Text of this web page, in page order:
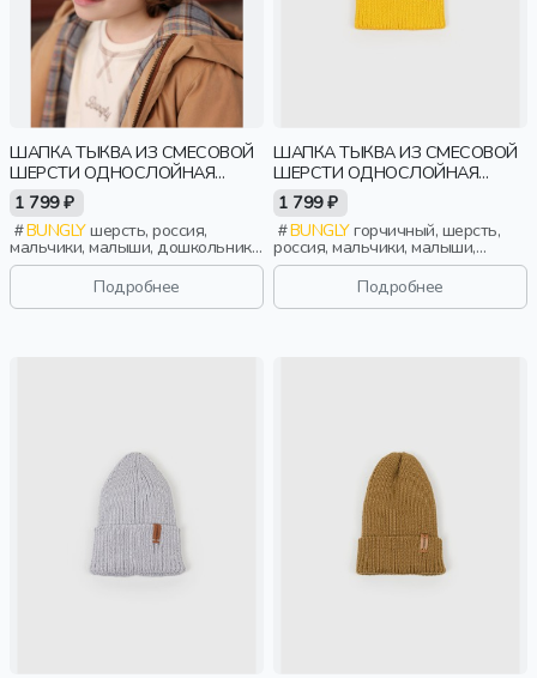
ШАПКА ТЫКВА ИЗ СМЕСОВОЙ
ШЕРСТИ ОДНОСЛОЙНАЯ
"МАНДАРИН"
1 799 ₽
BUNGLYшерсть, россия,
мальчики, малыши, дошкольники,
дети
Подробнее
ШАПКА ТЫКВА ИЗ СМЕСОВОЙ
ШЕРСТИ ОДНОСЛОЙНАЯ
"ГОРЧИЦА"
1 799 ₽
BUNGLYгорчичный, шерсть,
россия, мальчики, малыши,
дошкольники, дети
Подробнее